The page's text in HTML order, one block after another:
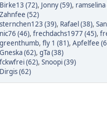
Birke13 (72), Jonny (59), ramselina
Zahnfee (52)
sternchen123 (39), Rafael (38),
nic76 (46), frechdachs1977 (45),
greenthumb, fly 1 (81), Apfelfee
Gneska (62), gTa (38)
fckwfrei (62), Snoopi (39)
Dirgis (62)